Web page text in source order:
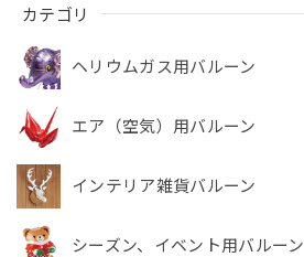
カテゴリ
ヘリウムガス用バルーン
エア（空気）用バルーン
インテリア雑貨バルーン
シーズン、イベント用バルーン